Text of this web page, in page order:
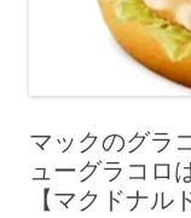
マックのグラ
ューグラコロ
【マクドナル